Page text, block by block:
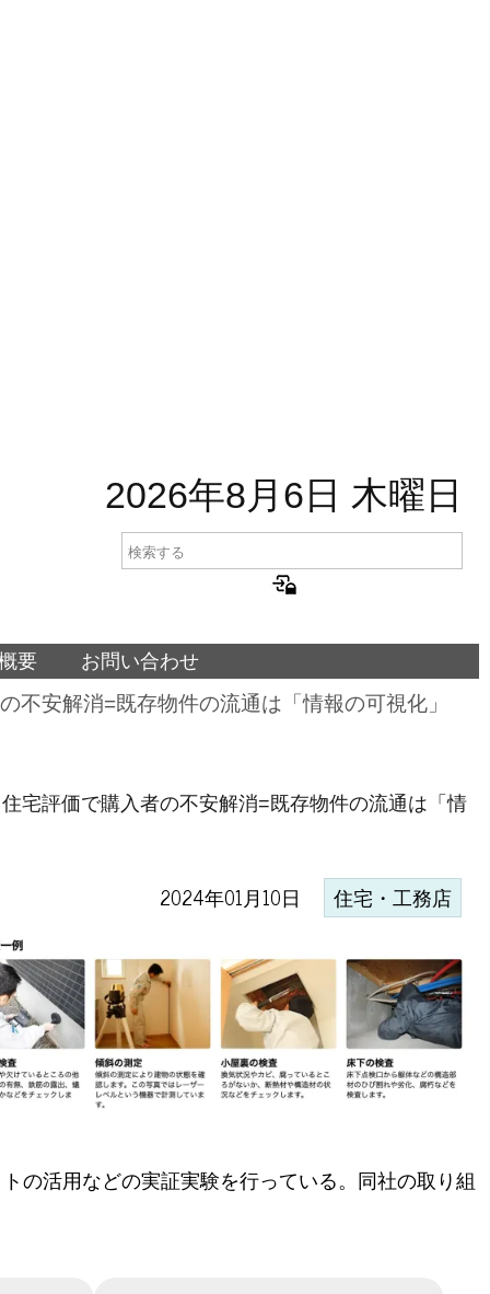
2026年8月6日 木曜日
要 お問い合わせ
安解消=既存物件の流通は「情報の可視化」
宅評価で購入者の不安解消=既存物件の流通は「情
2024年01月10日 住宅・工務店
の活用などの実証実験を行っている。同社の取り組